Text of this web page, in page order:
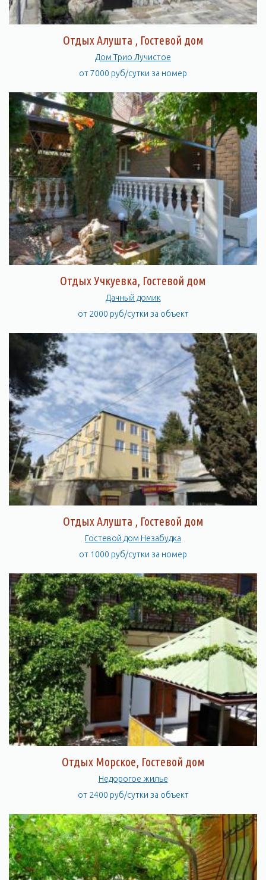
Отдых Алушта , Гостевой дом
Дом Трио Лучистое
от 7000 руб/сутки за номер
Отдых Учкуевка, Гостевой дом
Дачный домик
от 2000 руб/сутки за объект
Отдых Алушта , Гостевой дом
Гостевой дом Незабудка
от 1000 руб/сутки за номер
Отдых Морское, Гостевой дом
Недорогое жилье
от 2400 руб/сутки за объект